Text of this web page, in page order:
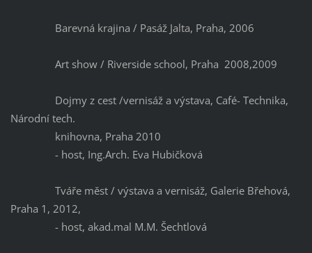
Barevná krajina / Pasáž Jalta, Praha, 2006
Art show / Riverside school, Praha 2008,2009
Dojmy z cest /vernisáž a výstava, Café- Technika,
Národní tech.
knihovna, Praha 2010
- host, Ing.Arch. Eva Hubičková
Tváře měst / výstava a vernisáž, Galerie Břehová,
Praha 1, 2012,
- host, akad.mal M.M. Šechtlová